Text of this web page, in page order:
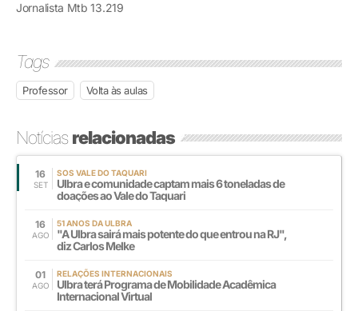
Jornalista Mtb 13.219
Tags
Professor Volta às aulas
Notíciasrelacionadas
16
SET
SOS VALE DO TAQUARI
Ulbra e comunidade captam mais 6 toneladas de
doações ao Vale do Taquari
16
AGO
51 ANOS DA ULBRA
"A Ulbra sairá mais potente do que entrou na RJ",
diz Carlos Melke
01
AGO
RELAÇÕES INTERNACIONAIS
Ulbra terá Programa de Mobilidade Acadêmica
Internacional Virtual